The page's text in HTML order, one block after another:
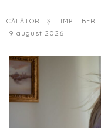
CĂLĂTORII ȘI TIMP LIBER
9 august 2026